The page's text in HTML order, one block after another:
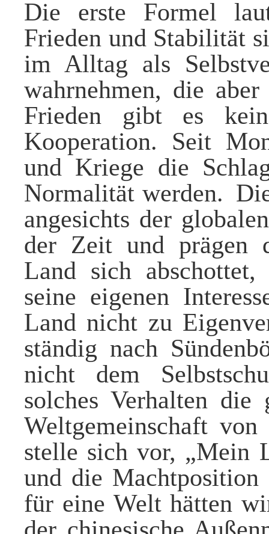
Die erste Formel
Frieden und Stabilität
im Alltag als
wahrnehmen, die
Frieden gibt es
Kooperation. Seit
und Kriege die
Normalität werden.
angesichts der
der Zeit und prägen
Land sich
seine eigenen
Land nicht zu
ständig nach
nicht dem
solches Verhalten die
Weltgemeinschaft
stelle sich vor, „Mein
und die
für eine Welt hätten